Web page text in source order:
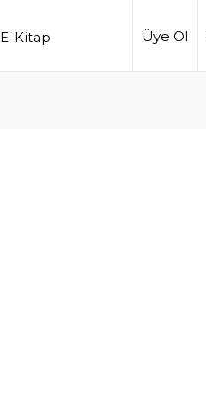
E-Kitap Üye Ol